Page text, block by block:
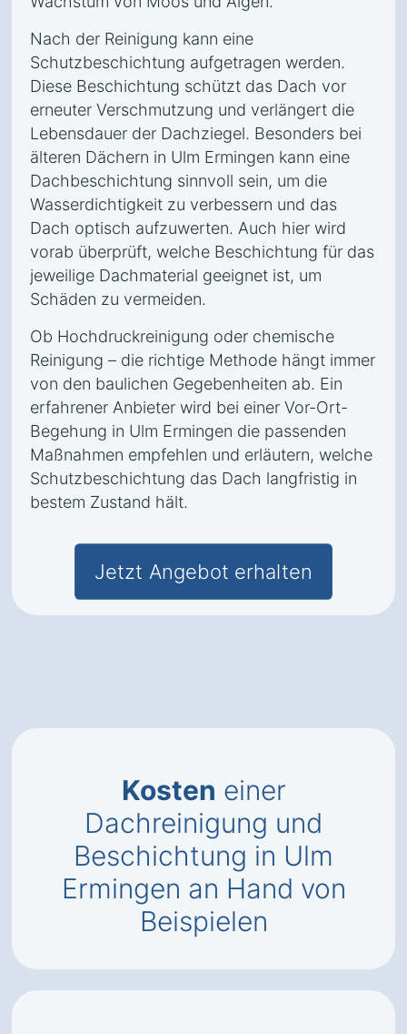
Nach der Reinigung kann eine
Schutzbeschichtung aufgetragen werden.
Diese Beschichtung schützt das Dach vor
erneuter Verschmutzung und verlängert die
Lebensdauer der Dachziegel. Besonders bei
älteren Dächern in Ulm Ermingen kann eine
Dachbeschichtung sinnvoll sein, um die
Wasserdichtigkeit zu verbessern und das
Dach optisch aufzuwerten. Auch hier wird
vorab überprüft, welche Beschichtung für das
jeweilige Dachmaterial geeignet ist, um
Schäden zu vermeiden.
Ob Hochdruckreinigung oder chemische
Reinigung – die richtige Methode hängt immer
von den baulichen Gegebenheiten ab. Ein
erfahrener Anbieter wird bei einer Vor-Ort-
Begehung in Ulm Ermingen die passenden
Maßnahmen empfehlen und erläutern, welche
Schutzbeschichtung das Dach langfristig in
bestem Zustand hält.
Jetzt Angebot erhalten
Kosten einer
Dachreinigung und
Beschichtung in Ulm
Ermingen an Hand von
Beispielen